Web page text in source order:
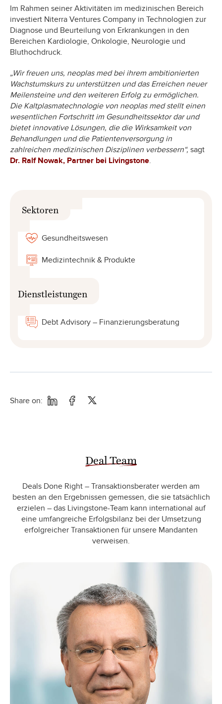
Im Rahmen seiner Aktivitäten im medizinischen Bereich
investiert Niterra Ventures Company in Technologien zur
Diagnose und Beurteilung von Erkrankungen in den
Bereichen Kardiologie, Onkologie, Neurologie und
Bluthochdruck.
„Wir freuen uns, neoplas med bei ihrem ambitionierten
Wachstumskurs zu unterstützen und das Erreichen neuer
Meilensteine und den weiteren Erfolg zu ermöglichen.
Die Kaltplasmatechnologie von neoplas med stellt einen
wesentlichen Fortschritt im Gesundheitssektor dar und
bietet innovative Lösungen, die die Wirksamkeit von
Behandlungen und die Patientenversorgung in
zahlreichen medizinischen Disziplinen verbessern“, sagt
Dr. Ralf Nowak, Partner bei Livingstone.
Sektoren
Gesundheitswesen
Medizintechnik & Produkte
Dienstleistungen
Debt Advisory – Finanzierungsberatung
Share on:
Deal Team
Deals Done Right – Transaktionsberater werden am
besten an den Ergebnissen gemessen, die sie tatsächlich
erzielen – das Livingstone-Team kann international auf
eine umfangreiche Erfolgsbilanz bei der Umsetzung
erfolgreicher Transaktionen für unsere Mandanten
verweisen.